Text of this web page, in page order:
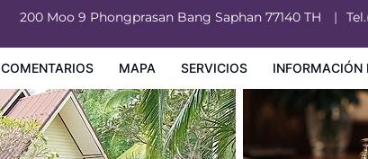
200 Moo 9 Phongprasan Bang Saphan 77140 TH Tel.
COMENTARIOS MAPA SERVICIOS INFORMACIÓN